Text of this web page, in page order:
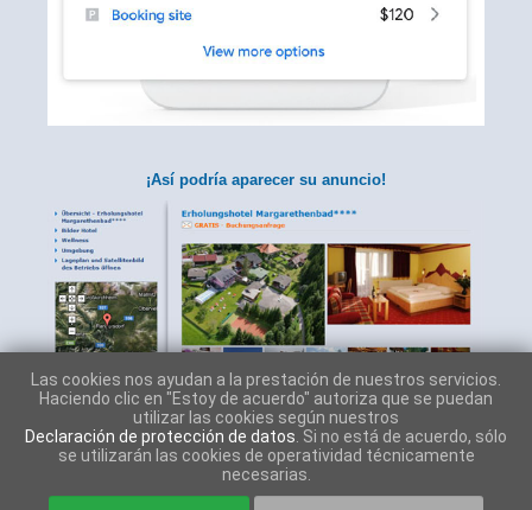
¡Así podría aparecer su anuncio!
Las cookies nos ayudan a la prestación de nuestros servicios.
Haciendo clic en "Estoy de acuerdo" autoriza que se puedan
utilizar las cookies según nuestros
Declaración de protección de datos . Si no está de acuerdo, sólo
se utilizarán las cookies de operatividad técnicamente
necesarias.